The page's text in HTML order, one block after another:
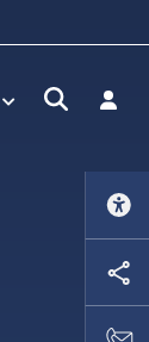
Abrir